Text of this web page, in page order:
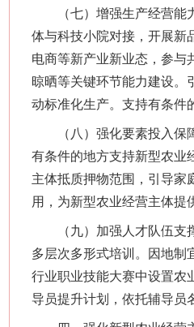
（七）增强生产经营能力
体与科技小院对接，开展新
电商等新产业新业态，参与
晾晒等关键环节能力建设。
动标准化生产。支持有条件
（八）强化要素投入保障
有条件的地方支持新型农业
主体抵质押物范围，引导家
用，为新型农业经营主体提
（九）加强人才队伍支撑
多层次多形式培训。因地制
行业职业技能大赛中设置农
导员提升计划，依托辅导员